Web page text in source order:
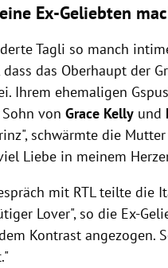
Ex-Geliebten
Tagli so manch
dass das Oberhaupt der
Ihrem ehemaligen
Sohn vonGrace Kelly und
schwärmte die
Liebe in meinem
mit RTL teilte die
Lover", so die Ex-
Kontrast angezogen.